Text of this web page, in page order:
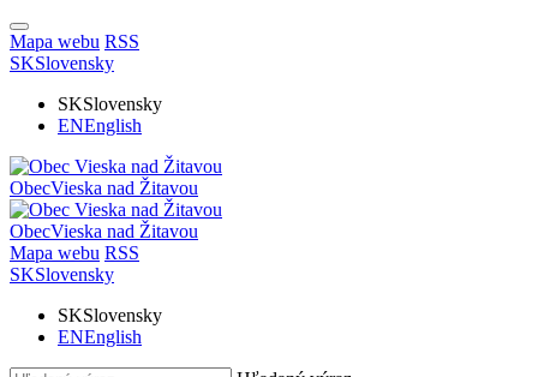
Mapa webu RSS
SKSlovensky
SKSlovensky
ENEnglish
ObecVieska nad Žitavou
ObecVieska nad Žitavou
Mapa webu RSS
SKSlovensky
SKSlovensky
ENEnglish